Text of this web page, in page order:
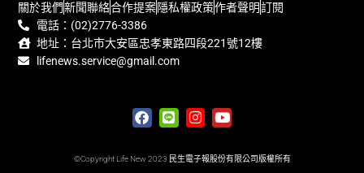
關於我們新聞聯絡合作提案隱私權政策作者聲明訂閱
電話：(02)2776-3386
地址：台北市大安區忠孝東路四段221號12樓
lifenews.service@gmail.com
©Copyright Life New 2023 民生電子報股份有限公司版權所有